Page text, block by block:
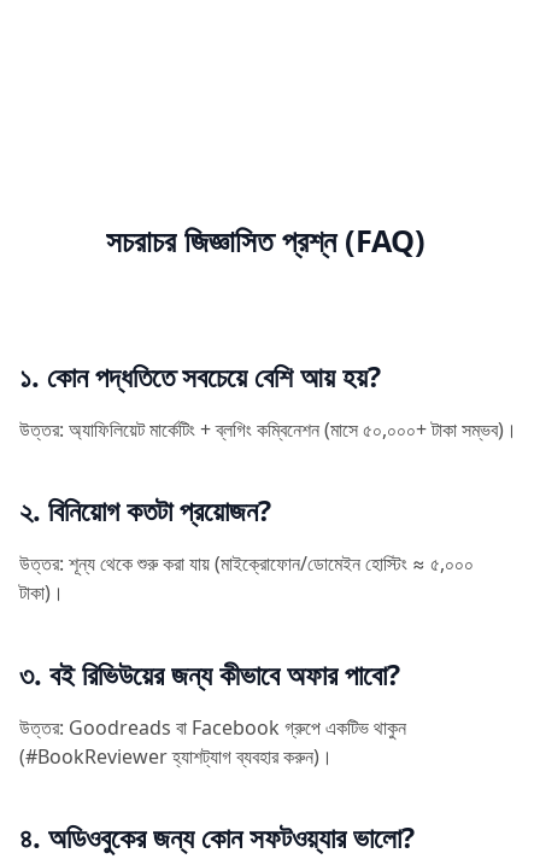
সচরাচর জিজ্ঞাসিত প্রশ্ন (FAQ)
১. কোন পদ্ধতিতে সবচেয়ে বেশি আয় হয়?
উত্তর: অ্যাফিলিয়েট মার্কেটিং + ব্লগিং কম্বিনেশন (মাসে ৫০,০০০+ টাকা সম্ভব)।
২. বিনিয়োগ কতটা প্রয়োজন?
উত্তর: শূন্য থেকে শুরু করা যায় (মাইক্রোফোন/ডোমেইন হোস্টিং ≈ ৫,০০০
টাকা)।
৩. বই রিভিউয়ের জন্য কীভাবে অফার পাবো?
উত্তর: Goodreads বা Facebook গ্রুপে একটিভ থাকুন
(#BookReviewer হ্যাশট্যাগ ব্যবহার করুন)।
৪. অডিওবুকের জন্য কোন সফটওয়্যার ভালো?